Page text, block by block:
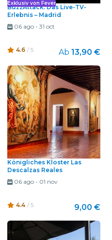
Exklusiv von Fever
BuzzAttack: Das Live-TV-
Erlebnis – Madrid
06 ago- 31 oct
4.6 / 5 Ab 13,90 €
Königliches Kloster Las
Descalzas Reales
06 ago- 01 nov
4.4 / 5 9,00 €